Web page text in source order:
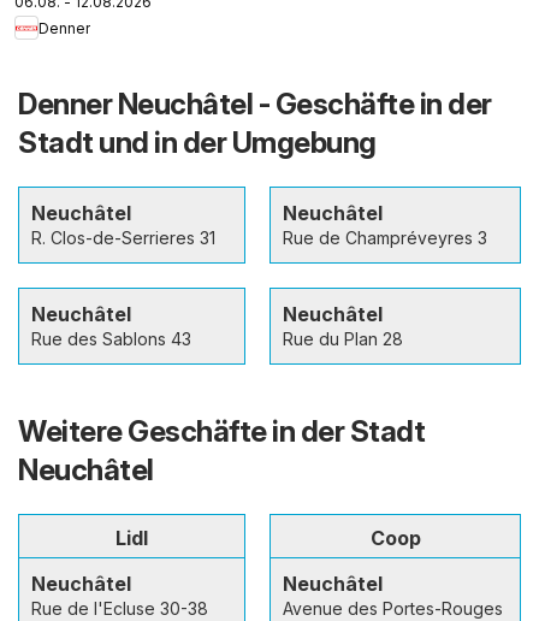
Denner
Denner Neuchâtel - Geschäfte in der
Stadt und in der Umgebung
Neuchâtel
R. Clos-de-Serrieres 31
Neuchâtel
Rue de Champréveyres 3
Neuchâtel
Rue des Sablons 43
Neuchâtel
Rue du Plan 28
Weitere Geschäfte in der Stadt
Neuchâtel
Lidl
Neuchâtel
Rue de l'Ecluse 30-38
Coop
Neuchâtel
Avenue des Portes-Rouges